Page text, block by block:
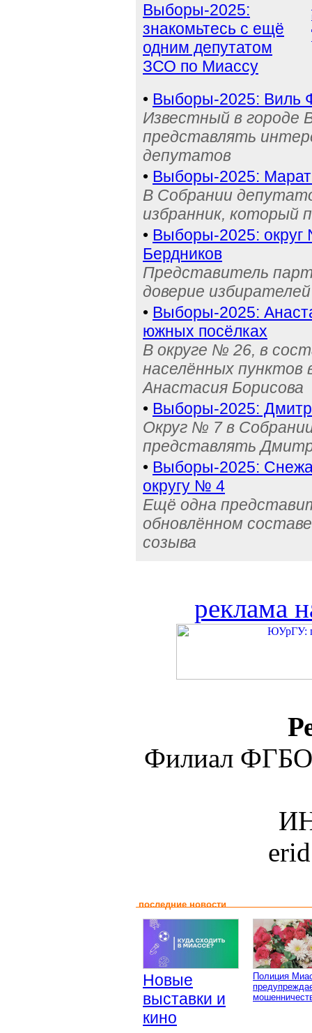
Выборы-2025:
знакомьтесь с ещё
одним депутатом
ЗСО по Миассу
• Выборы-2025: Виль
Известный в городе
представлять
депутатов
• Выборы-2025:
В Собрании
избранник, который
• Выборы-2025: округ
Бердников
Представитель
доверие избирателей
• Выборы-2025:
южных посёлках
В округе № 26, в
населённых пунктов
Анастасия Борисова
• Выборы-2025:
Округ № 7 в
представлять
• Выборы-2025:
округу № 4
Ещё одна
обновлённом
созыва
реклама
Филиал
последние новости
Новые
выставки и
кино
Полиция